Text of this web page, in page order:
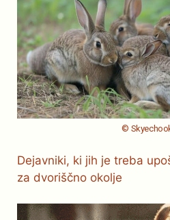
©
Dejavniki, ki jih je treba
za dvoriščno okolje